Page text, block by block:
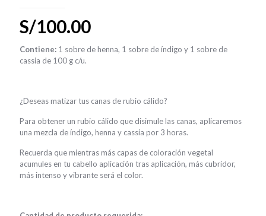
S/100.00
Contiene: 1 sobre de henna, 1 sobre de índigo y 1 sobre de
cassia de 100 g c/u.
¿Deseas matizar tus canas de rubio cálido?
Para obtener un rubio cálido que disimule las canas, aplicaremos
una mezcla de índigo, henna y cassia por 3 horas.
Recuerda que mientras más capas de coloración vegetal
acumules en tu cabello aplicación tras aplicación, más cubridor,
más intenso y vibrante será el color.